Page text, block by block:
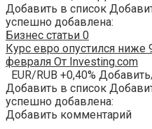
Добавить в список
успешно добавлена:
Бизнес статьи 0
Курс евро опустился
февраля От Investing.com
EUR/RUB +0,40%
Добавить в список
успешно добавлена:
Добавить комментарий